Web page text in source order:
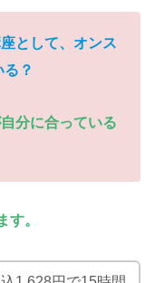
として、 オンス
？
分に合っている
す。